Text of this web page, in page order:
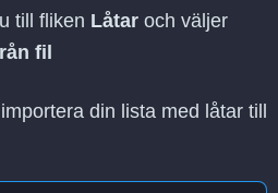
till fliken Låtar och väljer
fil
din lista med låtar till